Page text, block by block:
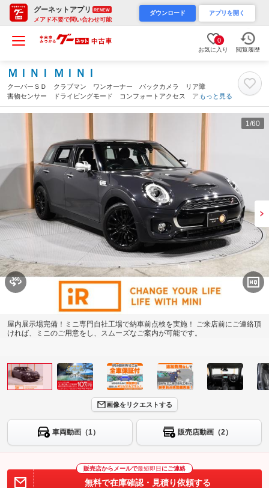
グーネットアプリ RENEW
メアド不要で問い合わせ可能
ダウンロード アプリを開く
0
お気に入り 閲覧履歴
ＭＩＮＩ ＭＩＮＩ
クーパーＳＤ クラブマン ワンオーナー バックカメラ リア障
害物センサー ドライビングモード コンフォートアクセス アク
ティブクルコン スルーローディングシステム 衝突被害軽減ブレ
ーキ 純正ナビ ＥＴＣ２．０ 整備付（東京都）
もっと見る
1 /60
屋内展示場完備！ミニ専門自社工場で納車前点検を実施！ ご来店前にご連絡頂
ければ、ミニのご用意をし、スムーズなご案内が可能です。
画像をリクエストする
車両動画（1） 販売店動画（2）
販売店からメールで最短即日 にご連絡
無料で在庫確認・見積り依頼する